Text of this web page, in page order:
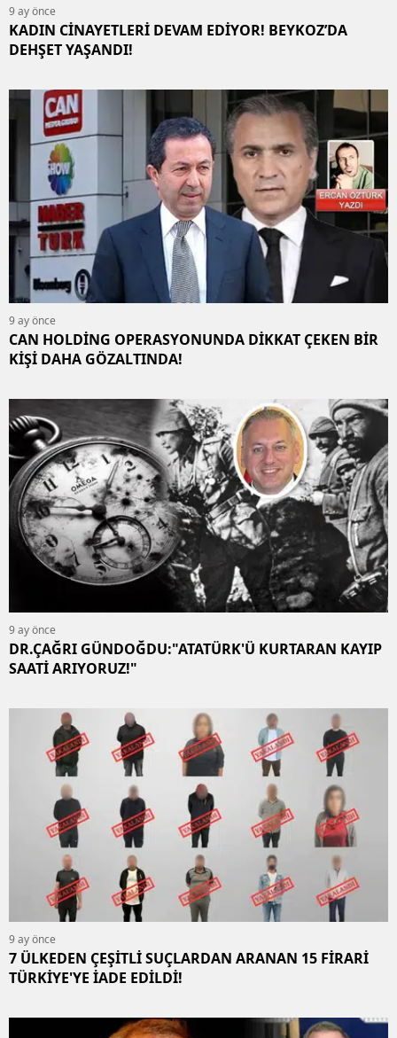
9 ay önce
KADIN CİNAYETLERİ DEVAM EDİYOR! BEYKOZ’DA
DEHŞET YAŞANDI!
9 ay önce
CAN HOLDİNG OPERASYONUNDA DİKKAT ÇEKEN BİR
KİŞİ DAHA GÖZALTINDA!
9 ay önce
DR.ÇAĞRI GÜNDOĞDU:"ATATÜRK'Ü KURTARAN KAYIP
SAATİ ARIYORUZ!"
9 ay önce
7 ÜLKEDEN ÇEŞİTLİ SUÇLARDAN ARANAN 15 FİRARİ
TÜRKİYE'YE İADE EDİLDİ!